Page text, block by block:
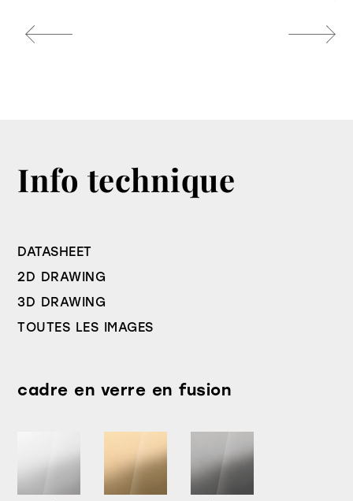
Info technique
DATASHEET
2D DRAWING
3D DRAWING
TOUTES LES IMAGES
cadre en verre en fusion